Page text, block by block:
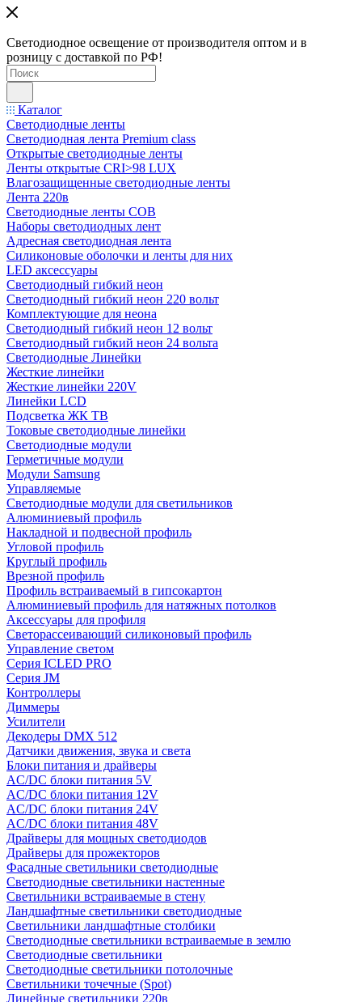
Светодиодное освещение от производителя оптом и в
розницу с доставкой по РФ!
Каталог
Светодиодные ленты
Светодиодная лента Premium class
Открытые светодиодные ленты
Ленты открытые CRI>98 LUX
Влагозащищенные светодиодные ленты
Лента 220в
Светодиодные ленты COB
Наборы светодиодных лент
Адресная светодиодная лента
Силиконовые оболочки и ленты для них
LED аксессуары
Светодиодный гибкий неон
Светодиодный гибкий неон 220 вольт
Комплектующие для неона
Светодиодный гибкий неон 12 вольт
Светодиодный гибкий неон 24 вольта
Светодиодные Линейки
Жесткие линейки
Жесткие линейки 220V
Линейки LCD
Подсветка ЖК ТВ
Токовые светодиодные линейки
Светодиодные модули
Герметичные модули
Модули Samsung
Управляемые
Светодиодные модули для светильников
Алюминиевый профиль
Накладной и подвесной профиль
Угловой профиль
Круглый профиль
Врезной профиль
Профиль встраиваемый в гипсокартон
Алюминиевый профиль для натяжных потолков
Аксессуары для профиля
Светорассеивающий силиконовый профиль
Управление светом
Серия ICLED PRO
Серия JM
Контроллеры
Диммеры
Усилители
Декодеры DMX 512
Датчики движения, звука и света
Блоки питания и драйверы
AC/DC блоки питания 5V
AC/DC блоки питания 12V
AC/DC блоки питания 24V
AC/DC блоки питания 48V
Драйверы для мощных светодиодов
Драйверы для прожекторов
Фасадные светильники светодиодные
Светодиодные светильники настенные
Светильники встраиваемые в стену
Ландшафтные светильники светодиодные
Светильники ландшафтные столбики
Светодиодные светильники встраиваемые в землю
Светодиодные светильники
Светодиодные светильники потолочные
Светильники точечные (Spot)
Линейные светильники 220в